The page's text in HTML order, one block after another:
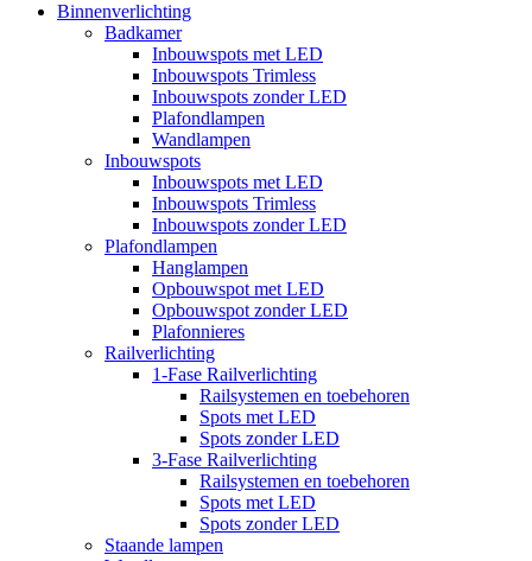
Binnenverlichting
Badkamer
Inbouwspots met LED
Inbouwspots Trimless
Inbouwspots zonder LED
Plafondlampen
Wandlampen
Inbouwspots
Inbouwspots met LED
Inbouwspots Trimless
Inbouwspots zonder LED
Plafondlampen
Hanglampen
Opbouwspot met LED
Opbouwspot zonder LED
Plafonnieres
Railverlichting
1-Fase Railverlichting
Railsystemen en toebehoren
Spots met LED
Spots zonder LED
3-Fase Railverlichting
Railsystemen en toebehoren
Spots met LED
Spots zonder LED
Staande lampen